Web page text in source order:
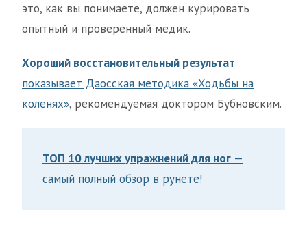
это, как вы понимаете, должен курировать
опытный и проверенный медик.
Хороший восстановительный результат
показывает Даосская методика «Ходьбы на
коленях», рекомендуемая доктором Бубновским.
ТОП 10 лучших упражнений для ног —
самый полный обзор в рунете!